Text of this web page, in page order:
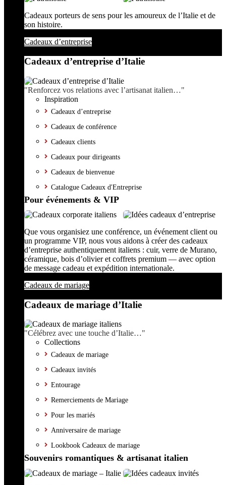
Cadeaux porteurs de sens pour les amoureux de l’Italie et de
son histoire.
Cadeaux d’entreprise
Cadeaux d’entreprise d’Italie
"Renforcez vos relations avec l’artisanat italien…"
Inspiration
Cadeaux d’entreprise
Cadeaux de conférence
Cadeaux clients
Cadeaux pour dirigeants
Cadeaux de bienvenue
Catalogue Cadeaux d'Entreprise
Pour événements & VIP
Que vous organisiez une conférence, un événement client ou
un programme VIP, nous vous aidons à créer des cadeaux
d’entreprise authentiquement italiens : cuir, verre de Murano,
céramique, bois d’olivier et coffrets premium — avec option
de message cadeau et expédition internationale.
Cadeaux de mariage
Cadeaux de mariage d’Italie
"Célébrez avec une touche d’Italie…"
Collections
Cadeaux de mariage
Cadeaux invités
Entourage
Remerciements de Mariage
Pour les mariés
Anniversaire de mariage
Lookbook Cadeaux de mariage
Souvenirs romantiques & artisanat italien